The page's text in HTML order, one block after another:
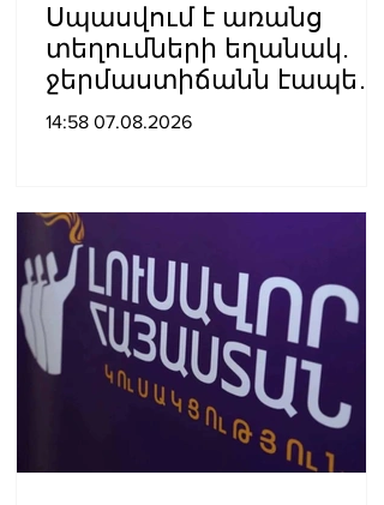
Սպասվում է առանց
տեղումների եղանակ.
ջերմաստիճանն էապես
չի փոխվի
14:58 07.08.2026